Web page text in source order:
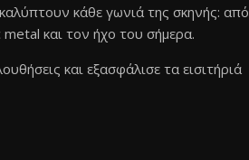
κάθε γωνιά της σκηνής: από
και τον ήχο του σήμερα.
και εξασφάλισε τα εισιτήριά